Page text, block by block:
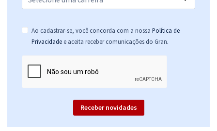
Ao cadastrar-se, você concorda com a nossa Política de
Privacidade e aceita receber comunicações do Gran.
Receber novidades